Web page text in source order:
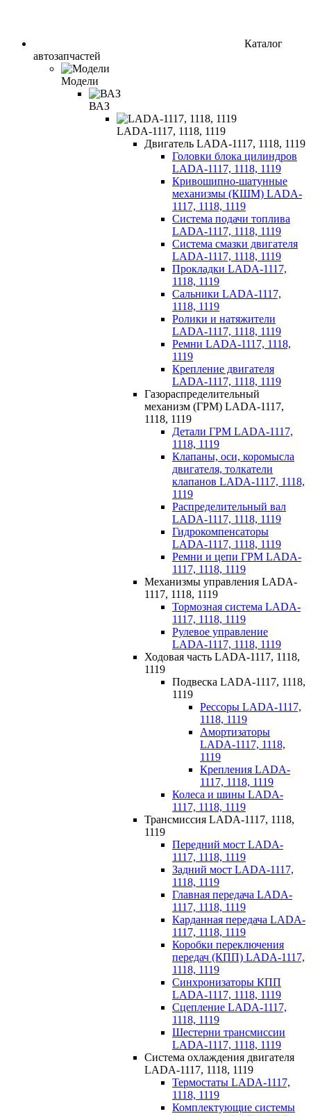
Каталог
автозапчастей
Модели
ВАЗ
LADA-1117, 1118, 1119
Двигатель LADA-1117, 1118, 1119
Головки блока цилиндров
LADA-1117, 1118, 1119
Кривошипно-шатунные
механизмы (КШМ) LADA-
1117, 1118, 1119
Система подачи топлива
LADA-1117, 1118, 1119
Система смазки двигателя
LADA-1117, 1118, 1119
Прокладки LADA-1117,
1118, 1119
Сальники LADA-1117,
1118, 1119
Ролики и натяжители
LADA-1117, 1118, 1119
Ремни LADA-1117, 1118,
1119
Крепление двигателя
LADA-1117, 1118, 1119
Газораспределительный
механизм (ГРМ) LADA-1117,
1118, 1119
Детали ГРМ LADA-1117,
1118, 1119
Клапаны, оси, коромысла
двигателя, толкатели
клапанов LADA-1117, 1118,
1119
Распределительный вал
LADA-1117, 1118, 1119
Гидрокомпенсаторы
LADA-1117, 1118, 1119
Ремни и цепи ГРМ LADA-
1117, 1118, 1119
Механизмы управления LADA-
1117, 1118, 1119
Тормозная система LADA-
1117, 1118, 1119
Рулевое управление
LADA-1117, 1118, 1119
Ходовая часть LADA-1117, 1118,
1119
Подвеска LADA-1117, 1118,
1119
Рессоры LADA-1117,
1118, 1119
Амортизаторы
LADA-1117, 1118,
1119
Крепления LADA-
1117, 1118, 1119
Колеса и шины LADA-
1117, 1118, 1119
Трансмиссия LADA-1117, 1118,
1119
Передний мост LADA-
1117, 1118, 1119
Задний мост LADA-1117,
1118, 1119
Главная передача LADA-
1117, 1118, 1119
Карданная передача LADA-
1117, 1118, 1119
Коробки переключения
передач (КПП) LADA-1117,
1118, 1119
Синхронизаторы КПП
LADA-1117, 1118, 1119
Сцепление LADA-1117,
1118, 1119
Шестерни трансмиссии
LADA-1117, 1118, 1119
Система охлаждения двигателя
LADA-1117, 1118, 1119
Термостаты LADA-1117,
1118, 1119
Комплектующие системы